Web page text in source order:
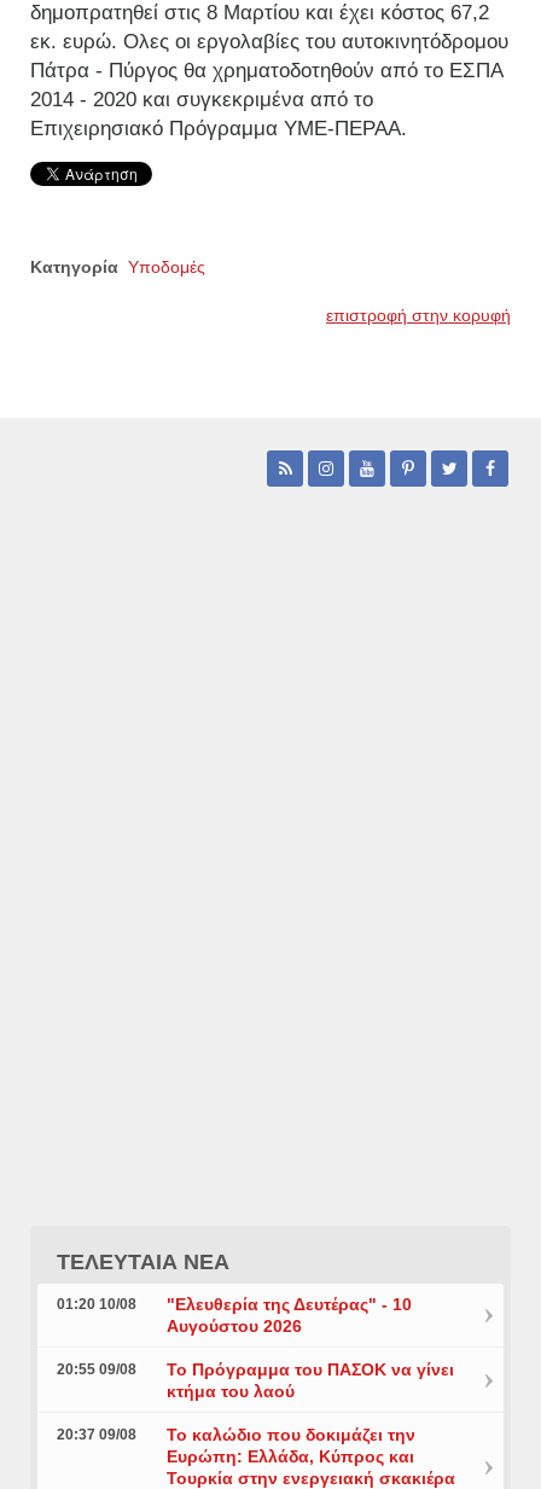
δημοπρατηθεί στις 8 Μαρτίου και έχει κόστος 67,2
εκ. ευρώ. Ολες οι εργολαβίες του αυτοκινητόδρομου
Πάτρα - Πύργος θα χρηματοδοτηθούν από το ΕΣΠΑ
2014 - 2020 και συγκεκριμένα από το
Επιχειρησιακό Πρόγραμμα ΥΜΕ-ΠΕΡΑΑ.
Κατηγορία Υποδομές
επιστροφή στην κορυφή
ΤΕΛΕΥΤΑΙΑ ΝΕΑ
01:20 10/08
"Ελευθερία της Δευτέρας" - 10
Αυγούστου 2026
20:55 09/08
Το Πρόγραμμα του ΠΑΣΟΚ να γίνει
κτήμα του λαού
20:37 09/08
Το καλώδιο που δοκιμάζει την
Ευρώπη: Ελλάδα, Κύπρος και
Τουρκία στην ενεργειακή σκακιέρα